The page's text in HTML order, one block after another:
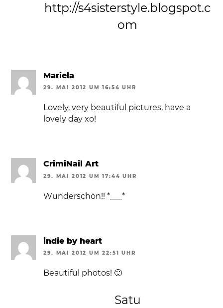
http://s4sisterstyle.blogspot.c
om
Mariela
29. MAI 2012 UM 16:54 UHR
Lovely, very beautiful pictures, have a
lovely day xo!
CrimiNail Art
29. MAI 2012 UM 17:44 UHR
Wunderschön!! *___*
indie by heart
29. MAI 2012 UM 22:51 UHR
Beautiful photos! 🙂
Satu